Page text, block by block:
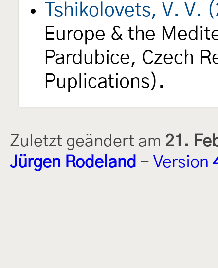
Tshikolovets, V. V.
Europe & the
Pardubice, Czech
Puplications).
Zuletzt geändert am 21.
Jürgen Rodeland - Version